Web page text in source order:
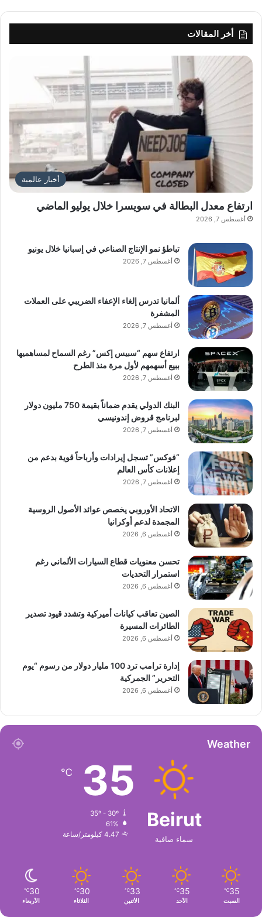
أخر المقالات
أخبار عالمية
ارتفاع معدل البطالة في سويسرا خلال يوليو الماضي
أغسطس 7, 2026
تباطؤ نمو الإنتاج الصناعي في إسبانيا خلال يونيو
أغسطس 7, 2026
ألمانيا تدرس إلغاء الإعفاء الضريبي على العملات
المشفرة
أغسطس 7, 2026
ارتفاع سهم “سبيس إكس” رغم السماح لمساهميها
ببيع أسهمهم لأول مرة منذ الطرح
أغسطس 7, 2026
البنك الدولي يقدم ضماناً بقيمة 750 مليون دولار
لبرنامج قروض إندونيسي
أغسطس 7, 2026
“فوكس” تسجل إيرادات وأرباحاً قوية بدعم من
إعلانات كأس العالم
أغسطس 7, 2026
الاتحاد الأوروبي يخصص عوائد الأصول الروسية
المجمدة لدعم أوكرانيا
أغسطس 6, 2026
تحسن معنويات قطاع السيارات الألماني رغم
استمرار التحديات
أغسطس 6, 2026
الصين تعاقب كيانات أميركية وتشدد قيود تصدير
الطائرات المسيرة
أغسطس 6, 2026
إدارة ترامب ترد 100 مليار دولار من رسوم “يوم
التحرير” الجمركية
أغسطس 6, 2026
Weather
Beirut
سماء صافية
35
℃
35º - 30º
61%
4.47 كيلومتر/ساعة
35
℃
السبت
35
℃
الأحد
33
℃
الأثنين
30
℃
الثلاثاء
30
℃
الأربعاء